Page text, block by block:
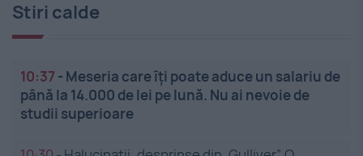
Stiri calde
10:37 - Meseria care îți poate aduce un salariu de
până la 14.000 de lei pe lună. Nu ai nevoie de
studii superioare